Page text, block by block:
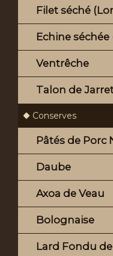
Filet séché
Echine séchée
Ventrêche
Talon de
Conserves
Pâtés de Porc
Daube
Axoa de Veau
Bolognaise
Lard Fondu